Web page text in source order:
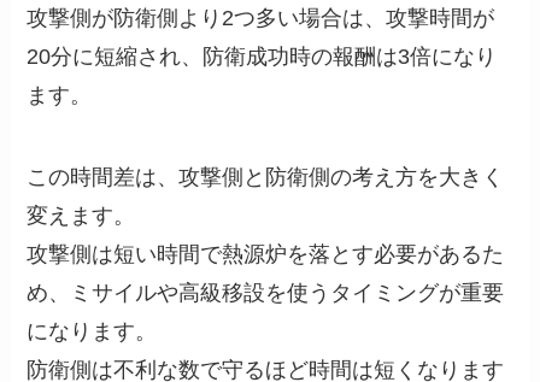
攻撃側が防衛側より2つ多い場合は、攻撃時間が
20分に短縮され、防衛成功時の報酬は3倍になり
ます。
この時間差は、攻撃側と防衛側の考え方を大きく
変えます。
攻撃側は短い時間で熱源炉を落とす必要があるた
め、ミサイルや高級移設を使うタイミングが重要
になります。
防衛側は不利な数で守るほど時間は短くなります